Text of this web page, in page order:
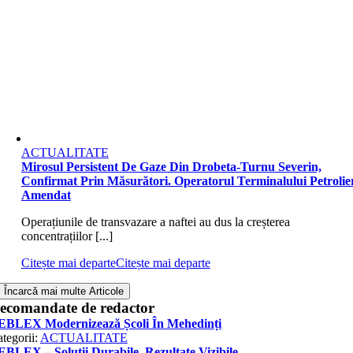
ACTUALITATE
Mirosul Persistent De Gaze Din Drobeta-Turnu Severin,
Confirmat Prin Măsurători. Operatorul Terminalului
Amendat
Operațiunile de transvazare a naftei au dus la creșterea
concentrațiilor [...]
Citește mai departeCitește mai departe
Încarcă mai multe Articole
de redactor
Modernizează Școli În Mehedinți
ACTUALITATE